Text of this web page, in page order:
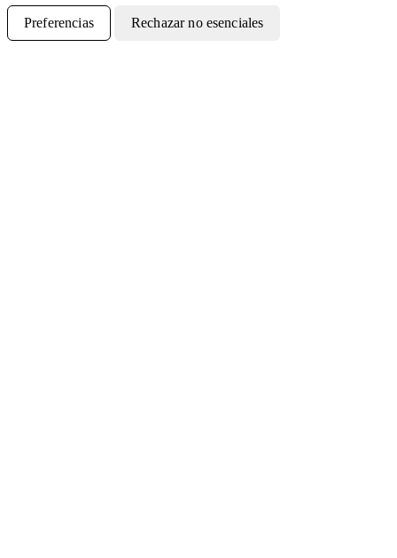
Preferencias Rechazar no esenciales